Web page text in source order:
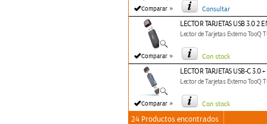
Comparar » Consultar
Comparar »
LECTOR TARJETAS USB 3.0 2
Lector de Tarjetas Externo TooQ
Con stock
Comparar »
LECTOR TARJETAS USB-C 3.0
Lector de Tarjetas Externo TooQ
Con stock
24 Productos encontrados